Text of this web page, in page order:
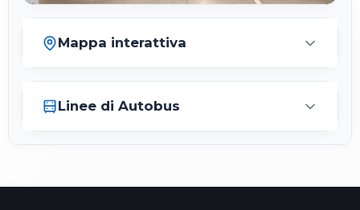
Mappa interattiva
Linee di Autobus